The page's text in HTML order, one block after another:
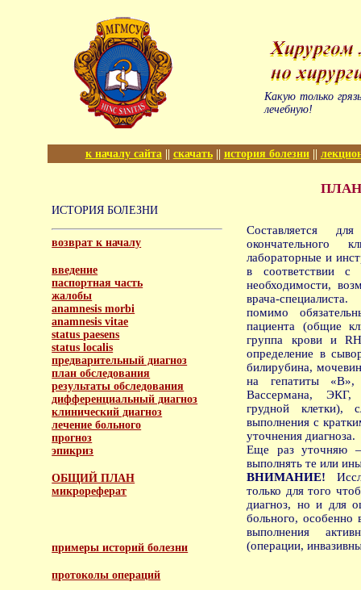
Какую только
лечебную!
к началу сайта || скачать|| история болезни||
ИСТОРИЯ БОЛЕЗНИ
возврат к началу
введение
паспортная часть
жалобы
anamnesis morbi
anamnesis vitae
status paesens
status localis
предварительный диагноз
план обследования
результаты обследования
дифференциальный диагноз
клинический диагноз
лечение больного
прогноз
эпикриз
ОБЩИЙ ПЛАН
микрореферат
примеры историй болезни
протоколы операций
Составляется
окончательного
лабораторные и
в соответствии с
необходимости,
врача-
помимо
пациента (общие
группа крови и
определение в
билирубина,
на гепатиты
Вассермана, ЭКГ,
грудной клетки),
выполнения с
уточнения диагноза.
Еще раз уточняю
выполнять те или
ВНИМАНИЕ!
только для того
диагноз, но и для
больного, особенно
выполнения
(операции,